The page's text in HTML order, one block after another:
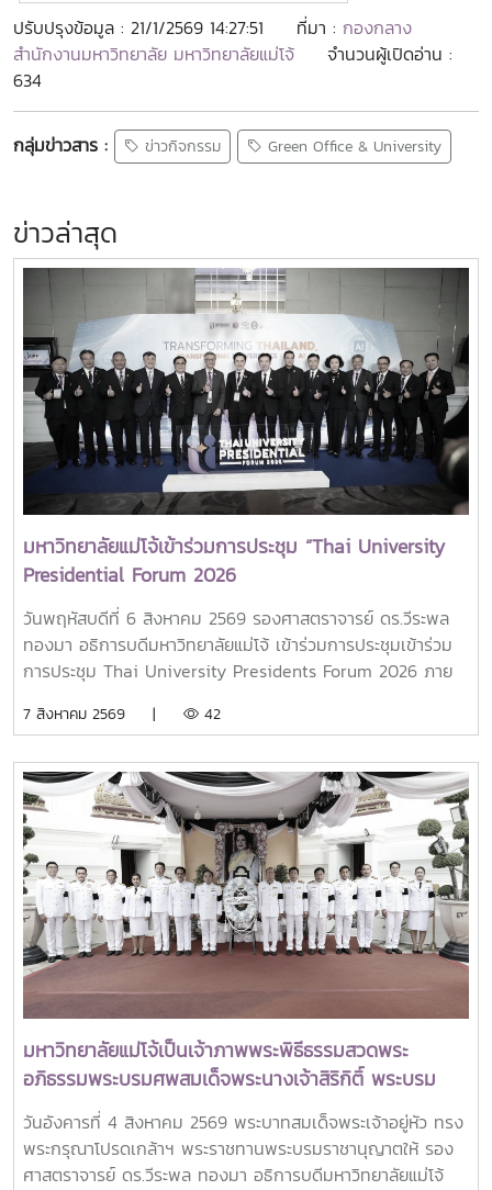
ปรับปรุงข้อมูล : 21/1/2569 14:27:51 ที่มา : กองกลาง
สำนักงานมหาวิทยาลัย มหาวิทยาลัยแม่โจ้
จำนวนผู้เปิดอ่าน :
634
กลุ่มข่าวสาร : ข่าวกิจกรรม Green Office & University
ข่าวล่าสุด
มหาวิทยาลัยแม่โจ้เข้าร่วมการประชุม “Thai University
Presidential Forum 2026
วันพฤหัสบดีที่ 6 สิงหาคม 2569 รองศาสตราจารย์ ดร.วีระพล
ทองมา อธิการบดีมหาวิทยาลัยแม่โจ้ เข้าร่วมการประชุมเข้าร่วม
การประชุม Thai University Presidents Forum 2026 ภาย
ได้รับเกียรติจาก ศาสตราจารย์ ดร.ยศชนัน วงศ์สวัสดิ์ รองนายก
วิทยาศาสตร์ วิจัยและนวัตกรรม เป็นประธานเปิดงาน ณ โรงแรม
เซ็นทารา แกรนด์ แอท เซ็นทรัลพลาซ่าลาดพร้าว กทม.สำหรับ
การประชุม Thai University Presidential Forum 2026 มี
นายดนุพร ปุณณกันต์ ผู้ช่วยรัฐมนตรีประจำกระทรวง อว.
ทพญ.ศรีญาดา ปาลิมาพันธ์ ที่ปรึกษา รมว.อว. ศ.ดร.ศุภชัย
ปทุมนากุล ปลัดกระทรวง อว. ดร.พันธุ์เพิ่มศักดิ์ อารุณี รองปลัด
กระทรวง อว. นางศรินยา สาขากร ผู้ช่วยปลัดกระทรวง อว.
คณะผู้บริหารหน่วยงานในกระทรวง อว. Professor Tan Eng
Chye, President, National University of Singapore
Professor Yang Bin , Vice Chancellor, Tsinghua
University Council Professor Tan Eng Chye อธิการบดี
มหาวิทยาลัยแห่งชาติสิงคโปร์ Professor Yang Bin รองประธาน
สภามหาวิทยาลัยชิงหวา ตลอดจนประธานที่ประชุมอธิการบดี ทั้ง
4 แห่ง ได้แก่ ที่ประชุมอธิการบดีแห่งประเทศไทย (ทปอ.) ที่ประชุม
อธิการบดีมหาวิทยาลัยราชภัฏ (ทปอ.มรภ.) ที่ประชุมอธิการบดี
มหาวิทยาลัยเทคโนโลยีราชมงคล (ทปอ.มทร.) สมาคมสถาบัน
7 สิงหาคม 2569 | 42
มหาวิทยาลัยแม่โจ้เป็นเจ้าภาพพระพิธีธรรมสวดพระ
อภิธรรมพระบรมศพสมเด็จพระนางเจ้าสิริกิติ์ พระบรม
ราชินีนาถ พระบรมราชชนนีพันปีหลวง พร้อมเข้ากราบ
ถวายบังคมพระศพ สมเด็จพระเจ้าลูกเธอ เจ้าฟ้าพัชรกิติยา
ภา นเรนทิราเทพยวดี กรมหลวงราชสาริณีสิริพัชร มหา
วันอังคารที่ 4 สิงหาคม 2569 พระบาทสมเด็จพระเจ้าอยู่หัว ทรง
พระกรุณาโปรดเกล้าฯ พระราชทานพระบรมราชานุญาตให้ รอง
ศาสตราจารย์ ดร.วีระพล ทองมา อธิการบดีมหาวิทยาลัยแม่โจ้